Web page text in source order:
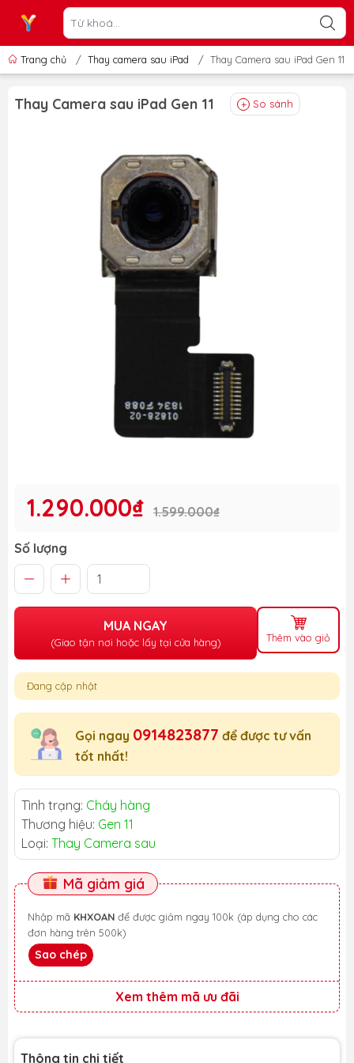
Trang chủ / Thay camera sau iPad / Thay Camera sau iPad Gen 11
Thay Camera sau iPad Gen 11 So sánh
1.290.000₫ 1.599.000₫
Số lượng
MUA NGAY
(Giao tận nơi hoặc lấy tại cửa hàng) Thêm vào giỏ
Đang cập nhật
Gọi ngay 0914823877 để được tư vấn
tốt nhất!
Tình trạng: Cháy hàng
Thương hiệu: Gen 11
Loại: Thay Camera sau
Mã giảm giá
Nhập mã KHXOAN
đơn hàng trên 500k)
Sao chép
Xem thêm mã ưu đãi
Thông tin chi tiết